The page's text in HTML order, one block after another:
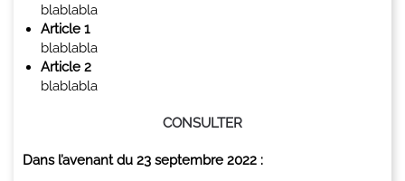
blablabla
Article 1
blablabla
Article 2
blablabla
CONSULTER
Dans l’avenant du 23 septembre 2022 :